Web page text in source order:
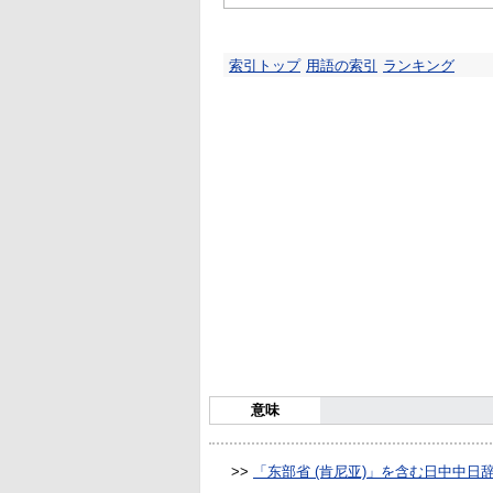
索引トップ 用語の索引 ランキング
意味
>> 「东部省 (肯尼亚)」を含む日中中日